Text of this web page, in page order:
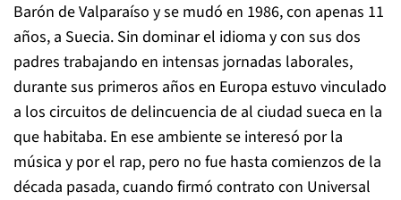
Barón de Valparaíso y se mudó en 1986, con apenas 11
años, a Suecia. Sin dominar el idioma y con sus dos
padres trabajando en intensas jornadas laborales,
durante sus primeros años en Europa estuvo vinculado
a los circuitos de delincuencia de al ciudad sueca en la
que habitaba. En ese ambiente se interesó por la
música y por el rap, pero no fue hasta comienzos de la
década pasada, cuando firmó contrato con Universal